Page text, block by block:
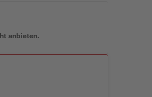
anbieten.